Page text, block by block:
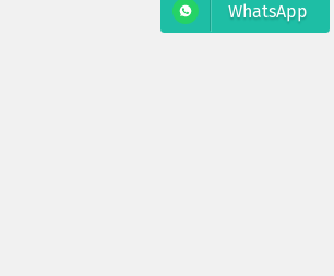
WhatsApp